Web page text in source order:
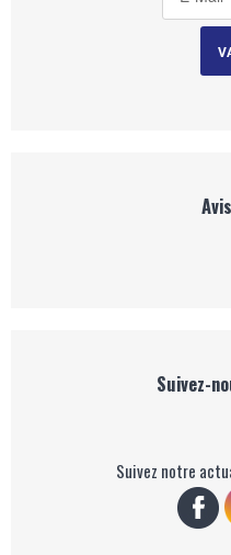
Suivez-
Suivez notre